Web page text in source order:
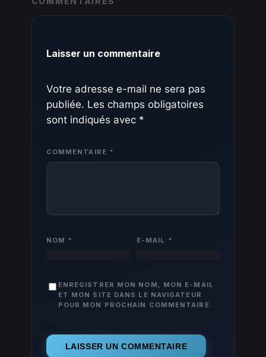
Laisser un commentaire
Votre adresse e-mail ne sera pas
publiée. Les champs obligatoires
sont indiqués avec *
COMMENTAIRE *
NOM * E-MAIL *
ENREGISTRER MON NOM, MON E-MAIL
ET MON SITE DANS LE NAVIGATEUR
POUR MON PROCHAIN COMMENTAIRE.